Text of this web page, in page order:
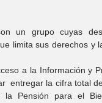
un grupo cuyas
limita sus derechos y
a la Información y
entregar la cifra total
Pensión para el